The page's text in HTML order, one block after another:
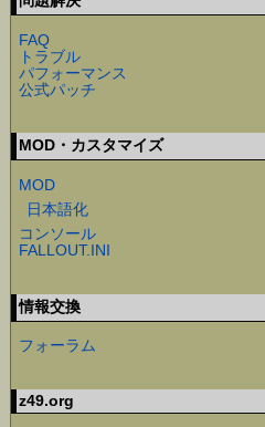
FAQ
トラブル
パフォーマンス
公式パッチ
MOD・カスタマイズ
MOD
日本語化
コンソール
FALLOUT.INI
情報交換
フォーラム
z49.org